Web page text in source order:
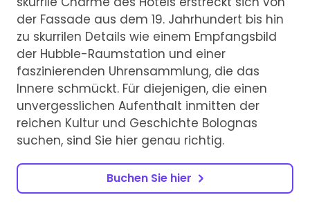
der Fassade aus dem 19. Jahrhundert bis hin
zu skurrilen Details wie einem Empfangsbild
der Hubble-Raumstation und einer
faszinierenden Uhrensammlung, die das
Innere schmückt. Für diejenigen, die einen
unvergesslichen Aufenthalt inmitten der
reichen Kultur und Geschichte Bolognas
suchen, sind Sie hier genau richtig.
Buchen Sie hier